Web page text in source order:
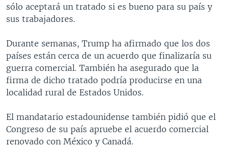
FORO [RADIO]
NOTA ECONÓMICA
ENTRETENIMIENTO
sólo aceptará un tratado si es bueno para su país y
sus trabajadores.
Durante semanas, Trump ha afirmado que los dos
países están cerca de un acuerdo que finalizaría su
guerra comercial. También ha asegurado que la
firma de dicho tratado podría producirse en una
localidad rural de Estados Unidos.
El mandatario estadounidense también pidió que el
Congreso de su país apruebe el acuerdo comercial
renovado con México y Canadá.